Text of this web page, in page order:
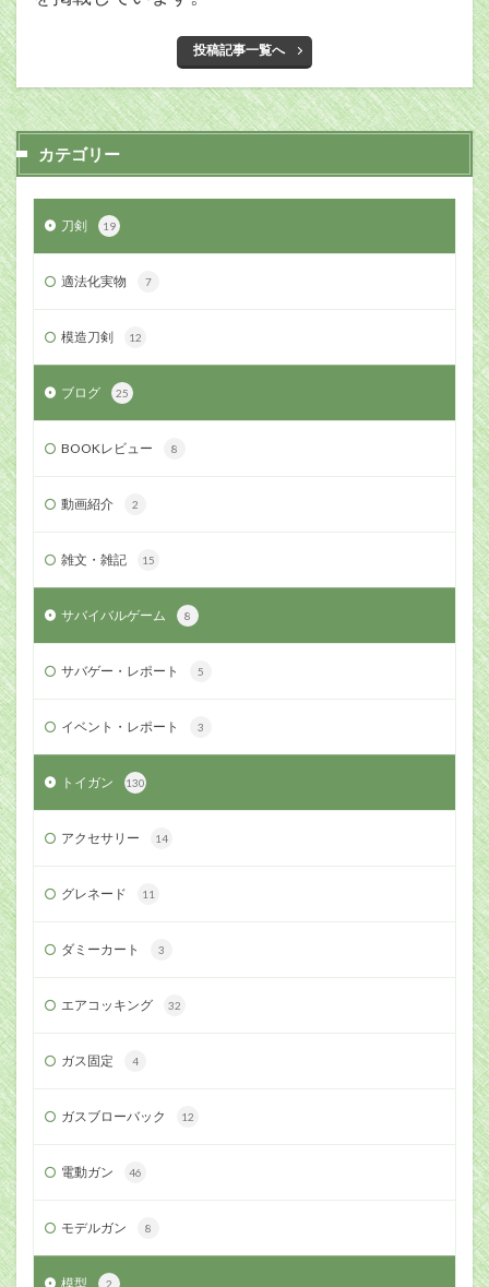
投稿記事一覧へ
カテゴリー
刀剣 19
適法化実物 7
模造刀剣 12
ブログ 25
BOOKレビュー 8
動画紹介 2
雑文・雑記 15
サバイバルゲーム 8
サバゲー・レポート 5
イベント・レポート 3
トイガン 130
アクセサリー 14
グレネード 11
ダミーカート 3
エアコッキング 32
ガス固定 4
ガスブローバック 12
電動ガン 46
モデルガン 8
模型 2